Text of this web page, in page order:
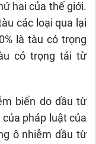
hai của thế giới.
các loại qua lại
là tàu có trọng
có trọng tải từ
biển do dầu từ
pháp luật của
ô nhiễm dầu từ